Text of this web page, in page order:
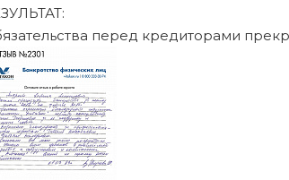
перед кредиторами